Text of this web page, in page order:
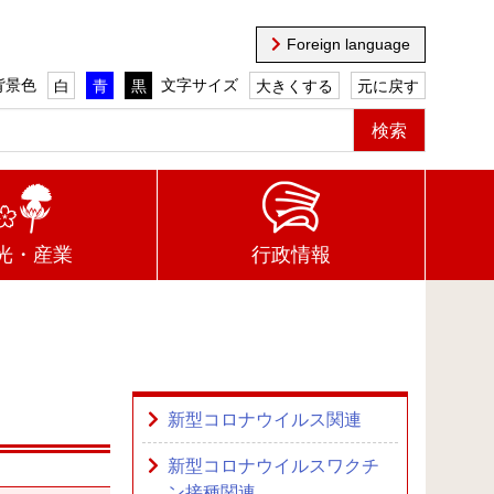
Foreign language
景色 白 青 黒 文字サイズ 大きくする 元に戻す
・産業 行政情報
新型コロナウイルス関連
新型コロナウイルスワクチ